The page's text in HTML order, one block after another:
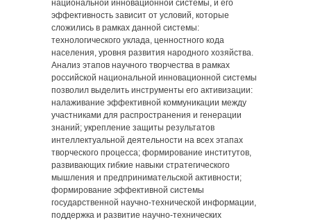
национальной инновационной системы, и его
эффективность зависит от условий, которые
сложились в рамках данной системы:
технологического уклада, ценностного кода
населения, уровня развития народного хозяйства.
Анализ этапов научного творчества в рамках
российской национальной инновационной системы
позволил выделить инструменты его активизации:
налаживание эффективной коммуникации между
участниками для распространения и генерации
знаний; укрепление защиты результатов
интеллектуальной деятельности на всех этапах
творческого процесса; формирование институтов,
развивающих гибкие навыки стратегического
мышления и предпринимательской активности;
формирование эффективной системы
государственной научно-технической информации,
поддержка и развитие научно-технических